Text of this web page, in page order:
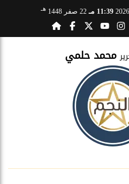
11:39 مـ 22 صفر 1448 هـ
محمد حلمي